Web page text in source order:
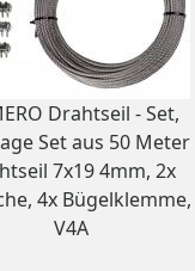
Drahtseil - Set,
Set aus 50 Meter
7x19 4mm, 2x
4x Bügelklemme,
V4A